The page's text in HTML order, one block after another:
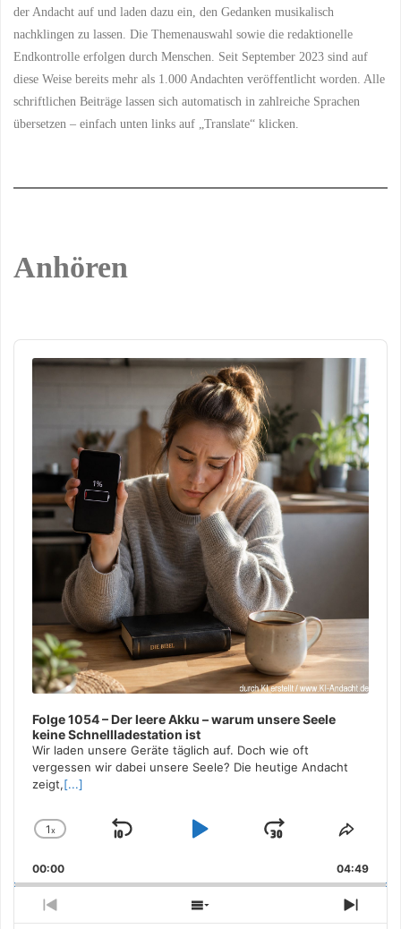
der Andacht auf und laden dazu ein, den Gedanken musikalisch
nachklingen zu lassen. Die Themenauswahl sowie die redaktionelle
Endkontrolle erfolgen durch Menschen. Seit September 2023 sind auf
diese Weise bereits mehr als 1.000 Andachten veröffentlicht worden. Alle
schriftlichen Beiträge lassen sich automatisch in zahlreiche Sprachen
übersetzen – einfach unten links auf „Translate“ klicken.
Anhören
Audio
Player
Folge 1054 – Der leere Akku – warum unsere Seele
keine Schnellladestation ist
Wir laden unsere Geräte täglich auf. Doch wie oft
vergessen wir dabei unsere Seele? Die heutige Andacht
zeigt,[...]
Change
Rate
1x
Skip
Play
Jump
Forward
Share
00:00 04:49
Previous
Show
Next